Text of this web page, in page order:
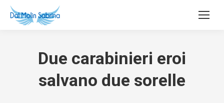
Due carabinieri eroi
salvano due sorelle